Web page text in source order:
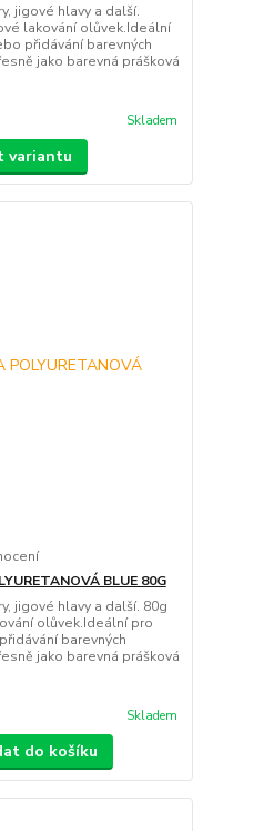
jigové hlavy a další.
lakování olůvek.Ideální
přidávání barevných
jako barevná prášková
Skladem
variantu
BLUE 80G
jigové hlavy a další. 80g
olůvek.Ideální pro
barevných
jako barevná prášková
Skladem
do košíku